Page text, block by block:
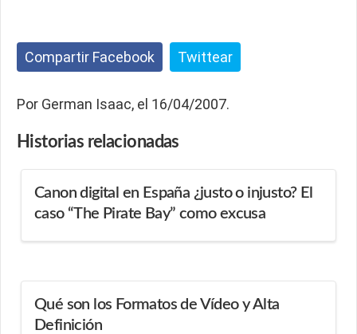
Compartir Facebook Twittear
Por German Isaac, el 16/04/2007.
Historias relacionadas
Canon digital en España ¿justo o injusto? El
caso “The Pirate Bay” como excusa
Qué son los Formatos de Vídeo y Alta
Definición